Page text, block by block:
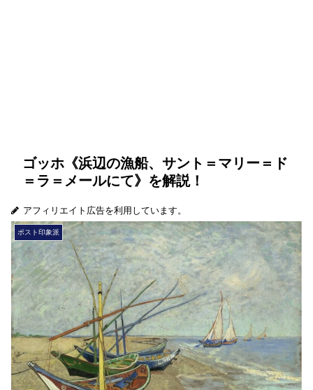
ゴッホ《浜辺の漁船、サント＝マリー＝ド
＝ラ＝メールにて》を解説！
アフィリエイト広告を利用しています。
ポスト印象派